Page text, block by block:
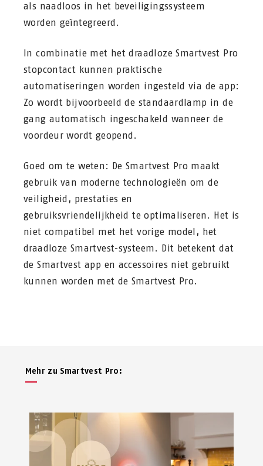
als naadloos in het beveiligingssysteem
worden geïntegreerd.
In combinatie met het draadloze Smartvest Pro
stopcontact kunnen praktische
automatiseringen worden ingesteld via de app:
Zo wordt bijvoorbeeld de standaardlamp in de
gang automatisch ingeschakeld wanneer de
voordeur wordt geopend.
Goed om te weten: De Smartvest Pro maakt
gebruik van moderne technologieën om de
veiligheid, prestaties en
gebruiksvriendelijkheid te optimaliseren. Het is
niet compatibel met het vorige model, het
draadloze Smartvest-systeem. Dit betekent dat
de Smartvest app en accessoires niet gebruikt
kunnen worden met de Smartvest Pro.
Mehr zu Smartvest Pro: